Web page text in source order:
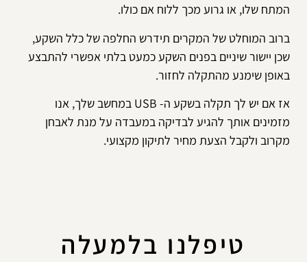
המתח שלו, או גרוע מכך ללוח אם כולו.
ברוב המוחלט של המקרים תידרש החלפה של כלל השקע,
שכן יישור שיניים בפנים השקע כמעט בלתי אפשרי להתבצע
באופן שימנע מהתקלה לחזור.
אז אם יש לך תקלה בשקע ה- USB במחשב שלך, אנו
מזמינים אותך להגיע לבדיקה במעבדה על מנת לאבחן
מקרוב ולקבל הצעת מחיר לתיקון מקצועי.
טיפלנו בלמעלה